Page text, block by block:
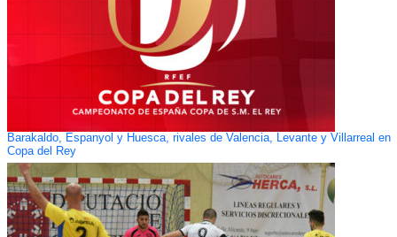
Barakaldo, Espanyol y Huesca, rivales de Valencia, Levante y Villarreal en
Copa del Rey